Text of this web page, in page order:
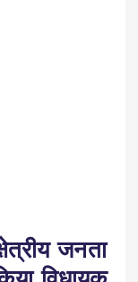
जनता